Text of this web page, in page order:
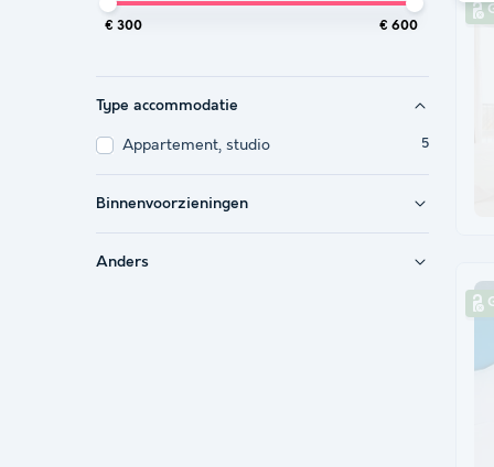
€ 300 € 600
Type accommodatie
Appartement, studio 5
Binnenvoorzieningen
Anders